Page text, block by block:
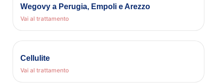
Wegovy a Perugia, Empoli e Arezzo
Vai al trattamento
Cellulite
Vai al trattamento